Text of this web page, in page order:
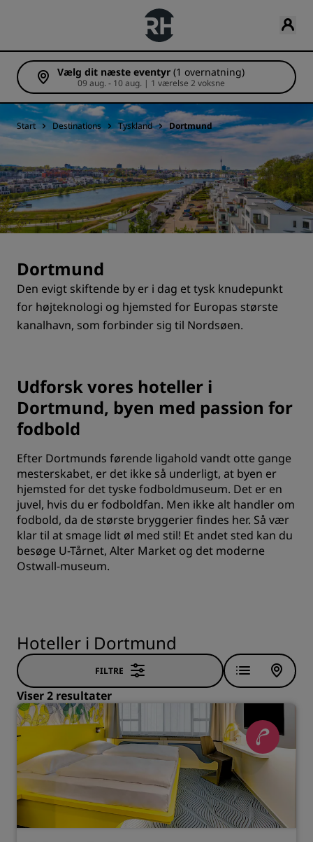
Vælg dit næste eventyr (1 overnatning)
09 aug. - 10 aug. | 1 værelse 2 voksne
Start Destinations Tyskland Dortmund
Dortmund
Den evigt skiftende by er i dag et tysk knudepunkt
for højteknologi og hjemsted for Europas største
kanalhavn, som forbinder sig til Nordsøen.
Udforsk vores hoteller i
Dortmund, byen med passion for
fodbold
Efter Dortmunds førende ligahold vandt otte gange
mesterskabet, er det ikke så underligt, at byen er
hjemsted for det tyske fodboldmuseum. Det er en
juvel, hvis du er fodboldfan. Men ikke alt handler om
fodbold, da de største bryggerier findes her. Så vær
klar til at smage lidt øl med stil! Et andet sted kan du
besøge U-Tårnet, Alter Market og det moderne
Ostwall-museum.
Hoteller i Dortmund
FILTRE
Viser 2 resultater